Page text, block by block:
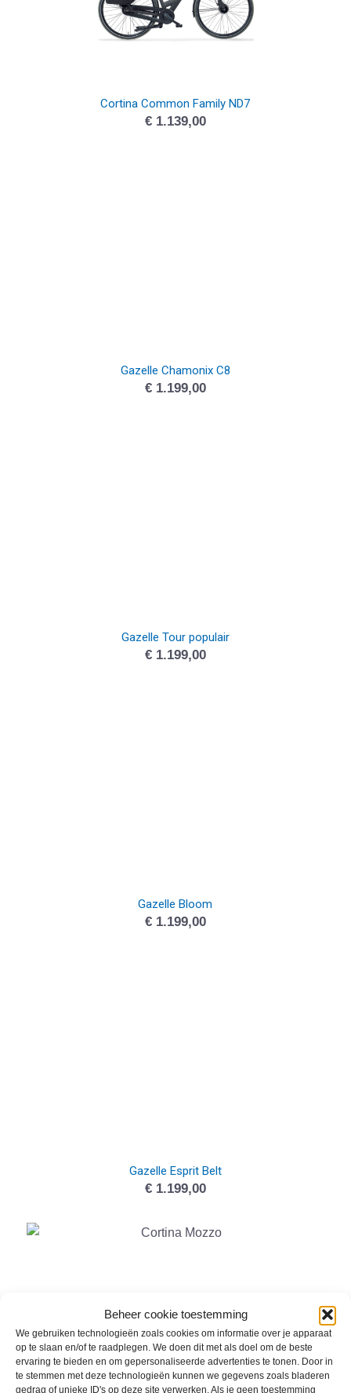
Beheer cookie toestemming
We gebruiken technologieën zoals cookies om informatie over je apparaat
op te slaan en/of te raadplegen. We doen dit met als doel om de beste
ervaring te bieden en om gepersonaliseerde advertenties te tonen. Door in
te stemmen met deze technologieën kunnen we gegevens zoals bladeren
gedrag of unieke ID's op deze site verwerken. Als je geen toestemming
Cortina Common Family ND7
€1.139,00
Gazelle Chamonix C8
€1.199,00
Gazelle Tour populair
€1.199,00
Gazelle Bloom
€1.199,00
Gazelle Esprit Belt
€1.199,00